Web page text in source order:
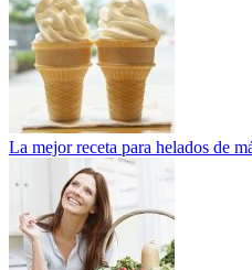
La mejor receta para helados de